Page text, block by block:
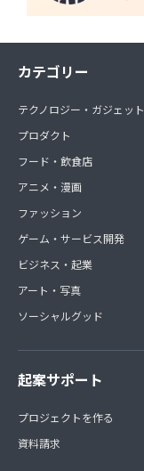
カテゴリー
テクノロジー・ガジェット
プロダクト
フード・飲食店
アニメ・漫画
ファッション
ゲーム・サービス開発
ビジネス・起業
アート・写真
ソーシャルグッド
起案サポート
プロジェクトを作る
資料請求